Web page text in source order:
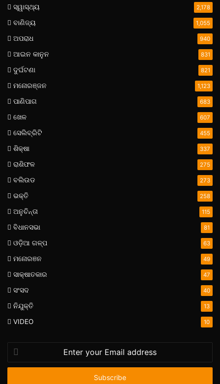
ସ୍ୱାସ୍ଥ୍ୟ 2,178
ବାଣିଜ୍ୟ 1,055
ଅପରାଧ 940
ଆଇନ କାନୁନ 831
ଦୁର୍ଘଟଣା 821
ମନୋରଞ୍ଜନ 1,123
ପାଣିପାଗ 683
ଖେଳ 607
ସେଲିବ୍ରିଟି 455
ଶିକ୍ଷା 337
ରାଶିଫଳ 275
ବଲିଉଡ 273
ଭକ୍ତି 258
ଅନୁଚିନ୍ତା 115
ବିଧାନସଭା 81
ଓଡ଼ିଆ ଗଳ୍ପ 63
ମନୋରଞନ 49
ସାକ୍ଷାତକାର 47
ସଂସଦ 40
ନିଯୁକ୍ତି 13
VIDEO 10
your
Email